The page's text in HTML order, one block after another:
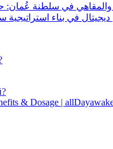
والمقاهي في سلطنة عُمان:
في بناء
& Dosage |